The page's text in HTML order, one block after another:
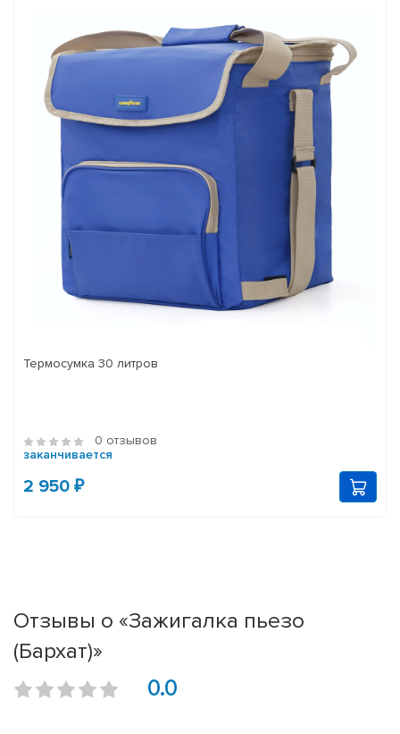
Термосумка 30 литров
0 отзывов
заканчивается
2 950 ₽
Отзывы о «Зажигалка пьезо
(Бархат)»
0.0